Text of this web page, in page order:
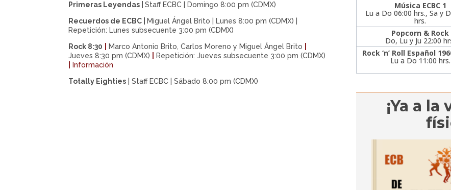
Primeras Leyendas
Staff ECBC | Domingo 8:00 pm (CDMX)
Recuerdos de ECBC
Miguel Ángel Brito | Lunes 8:00 pm (CDMX) |
Repetición: Lunes subsecuente 3:00 pm (CDMX)
Rock 8:30
Marco Antonio Brito, Carlos Moreno y Miguel Ángel Brito
Jueves 8:30 pm (CDMX)
Repetición: Jueves subsecuente 3:00 pm (CDMX)
Información
Totally Eighties
Staff ECBC | Sábado 8:00 pm (CDMX)
Música ECBC 1
Lu a Do 06:00 hrs., Sa y
hrs.
Popcorn & Rock
Do, Lu y Ju 22:00
Rock ‘n’ Roll Español
Lu a Do 11:00 hrs.
¡Ya a